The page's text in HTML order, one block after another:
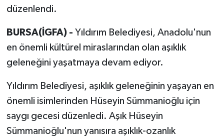
düzenlendi.
BURSA(İGFA) - Yıldırım Belediyesi, Anadolu'nun
en önemli kültürel miraslarından olan aşıklık
geleneğini yaşatmaya devam ediyor.
Yıldırım Belediyesi, aşıklık geleneğinin yaşayan en
önemli isimlerinden Hüseyin Sümmanioğlu için
saygı gecesi düzenledi. Aşık Hüseyin
Sümmanioğlu'nun yanısıra aşıklık-ozanlık